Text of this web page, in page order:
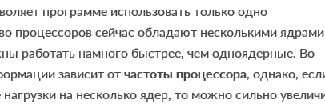
программе использовать только одно
процессоров сейчас обладают несколькими
работать намного быстрее, чем одноядерные. Во
зависит отчастоты процессора, однако,
на несколько ядер, то можно сильно